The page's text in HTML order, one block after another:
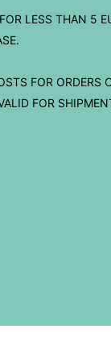
LESS THAN 5
FOR ORDERS
FOR